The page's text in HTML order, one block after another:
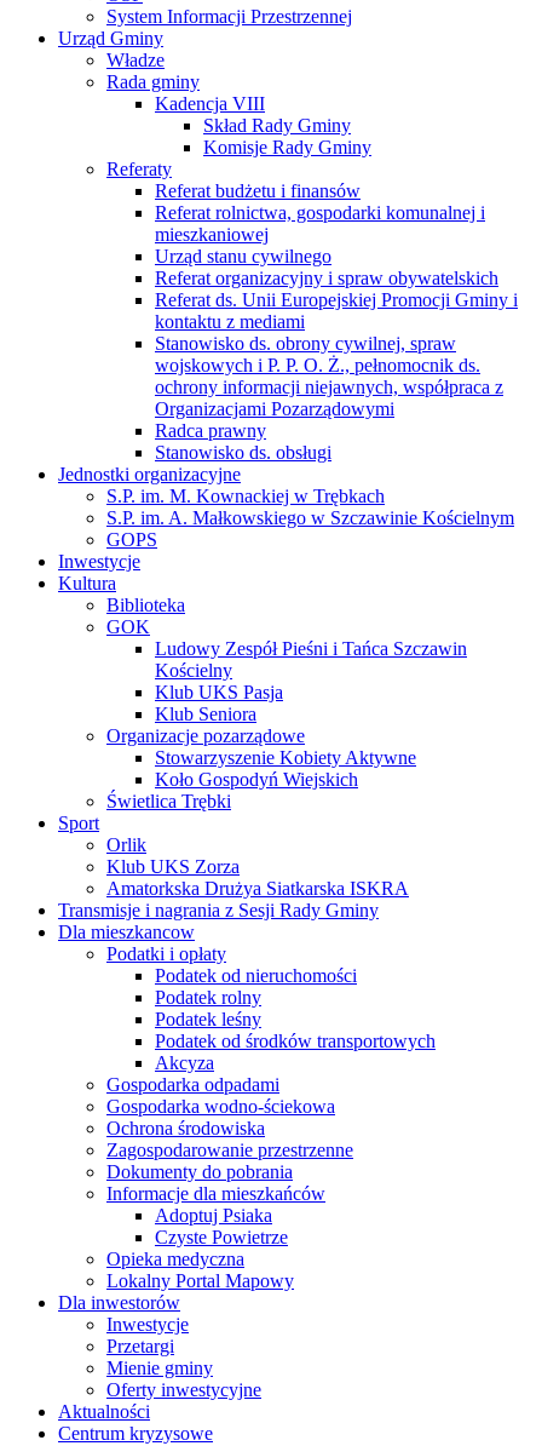
System Informacji Przestrzennej
Urząd Gminy
Władze
Rada gminy
Kadencja VIII
Skład Rady Gminy
Komisje Rady Gminy
Referaty
Referat budżetu i finansów
Referat rolnictwa, gospodarki komunalnej i
mieszkaniowej
Urząd stanu cywilnego
Referat organizacyjny i spraw obywatelskich
Referat ds. Unii Europejskiej Promocji Gminy i
kontaktu z mediami
Stanowisko ds. obrony cywilnej, spraw
wojskowych i P. P. O. Ż., pełnomocnik ds.
ochrony informacji niejawnych, współpraca z
Organizacjami Pozarządowymi
Radca prawny
Stanowisko ds. obsługi
Jednostki organizacyjne
S.P. im. M. Kownackiej w Trębkach
S.P. im. A. Małkowskiego w Szczawinie Kościelnym
GOPS
Inwestycje
Kultura
Biblioteka
GOK
Ludowy Zespół Pieśni i Tańca Szczawin
Kościelny
Klub UKS Pasja
Klub Seniora
Organizacje pozarządowe
Stowarzyszenie Kobiety Aktywne
Koło Gospodyń Wiejskich
Świetlica Trębki
Sport
Orlik
Klub UKS Zorza
Amatorkska Drużya Siatkarska ISKRA
Transmisje i nagrania z Sesji Rady Gminy
Dla mieszkancow
Podatki i opłaty
Podatek od nieruchomości
Podatek rolny
Podatek leśny
Podatek od środków transportowych
Akcyza
Gospodarka odpadami
Gospodarka wodno-ściekowa
Ochrona środowiska
Zagospodarowanie przestrzenne
Dokumenty do pobrania
Informacje dla mieszkańców
Adoptuj Psiaka
Czyste Powietrze
Opieka medyczna
Lokalny Portal Mapowy
Dla inwestorów
Inwestycje
Przetargi
Mienie gminy
Oferty inwestycyjne
Aktualności
Centrum kryzysowe